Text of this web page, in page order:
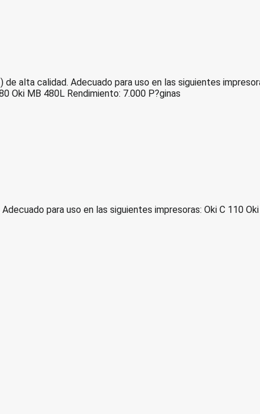
calidad. Adecuado para uso en las siguientes
Oki MB 480L Rendimiento: 7.000 P?ginas
para uso en las siguientes impresoras: Oki C 110